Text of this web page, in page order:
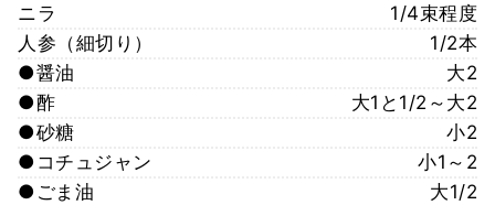
ニラ
1/4束程度
人参（細切り）
1/2本
●醤油
大2
●酢
大1と1/2～大2
●砂糖
小2
●コチュジャン
小1～2
●ごま油
大1/2